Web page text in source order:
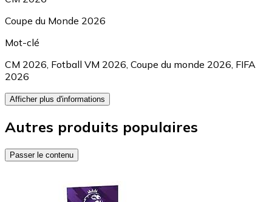
Coupe du Monde 2026
Mot-clé
CM 2026 Fotball VM 2026 Coupe du monde 2026 FIFA
2026
Afficher plus d'informations
Autres produits populaires
Passer le contenu